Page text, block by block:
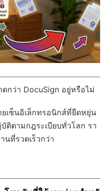
กว่า DocuSign อยู่หรือไม่
เซ็นอิเล็กทรอนิกส์ที่ยืดหยุ่น
ติตามกฎระเบียบทั่วโลก รา
นที่รวดเร็วกว่า